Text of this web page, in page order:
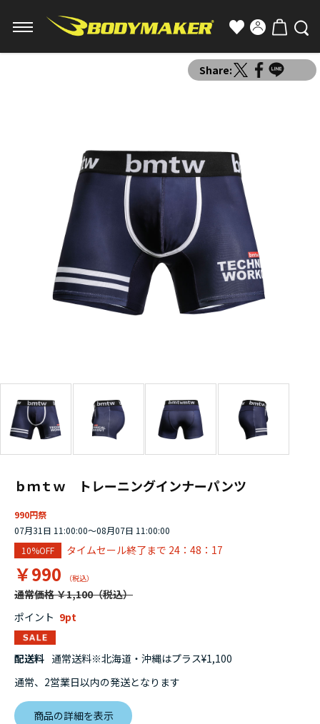
Share:
ｂｍｔｗ トレーニングインナーパンツ
990円祭
07月31日 11:00:00～08月07日 11:00:00
10%OFF
タイムセール終了まで 24：48：16
￥990
通常価格 ￥1,100
ポイント 9
配送料 通常送料※北海道・沖縄はプラス¥1,100
通常、2営業日以内の発送となります
商品の詳細を表示